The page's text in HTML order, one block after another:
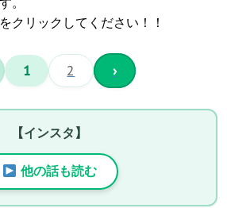
クリックしてください！！
1 2 ›
【インスタ】
他の話も読む